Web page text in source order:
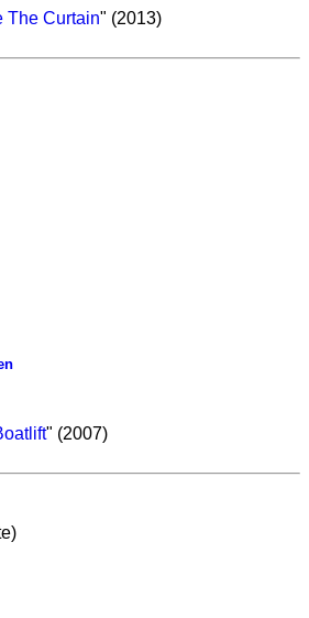
The Curtain" (2013)
" (2007)